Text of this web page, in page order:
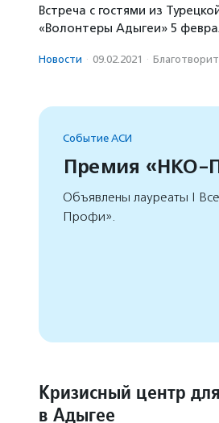
Встреча с гостями из
«Волонтеры Адыгеи» 5
Новости · 09.02.2021 ·
Событие АСИ
Премия «НКО-
Объявлены лауреаты I
Профи».
Кризисный центр
в Адыгее